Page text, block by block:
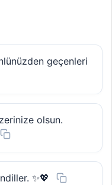
geçenleri
olsun.
✨💖